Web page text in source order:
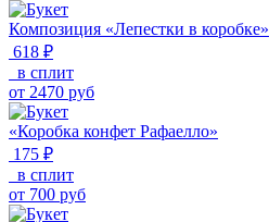
Композиция «Лепестки в коробке»
618 ₽
в сплит
от 2470 руб
«Коробка конфет Рафаелло»
175 ₽
в сплит
от 700 руб